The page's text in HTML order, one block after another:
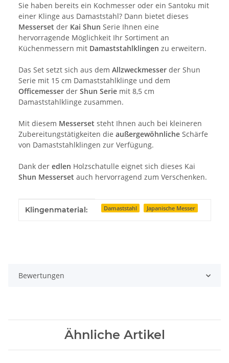
Sie haben bereits ein Kochmesser oder ein Santoku mit
einer Klinge aus Damaststahl? Dann bietet dieses
Messerset der Kai Shun Serie Ihnen eine
hervorragende Möglichkeit Ihr Sortiment an
Küchenmessern mit Damaststahlklingen zu erweitern.
Das Set setzt sich aus dem Allzweckmesser der Shun
Serie mit 15 cm Damaststahlklinge und dem
Officemesser der Shun Serie mit 8,5 cm
Damaststahlklinge zusammen.
Mit diesem Messerset steht Ihnen auch bei kleineren
Zubereitungstätigkeiten die außergewöhnliche Schärfe
von Damaststahlklingen zur Verfügung.
Dank der edlen Holzschatulle eignet sich dieses Kai
Shun Messerset auch hervorragend zum Verschenken.
Produkteigenschaft
Wert
Klingenmaterial: Damaststahl Japanische Messer
Bewertungen
Ähnliche Artikel